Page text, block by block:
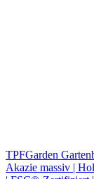
TPFGarden
Akazie massiv |